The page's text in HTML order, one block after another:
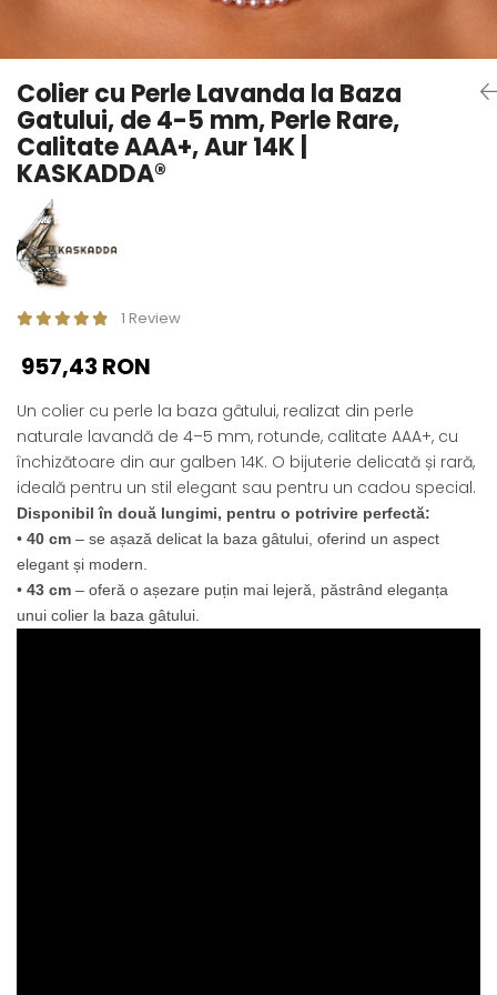
Seturi Perle cu Argint
Pandantive cu Perle
Brose cu Perle
Colier cu Perle Lavanda la Baza
Gatului, de 4-5 mm, Perle Rare,
Calitate AAA+, Aur 14K |
KASKADDA®
1 Review
957,43 RON
Un colier cu perle la baza gâtului, realizat din perle
naturale lavandă de 4–5 mm, rotunde, calitate AAA+, cu
închizătoare din aur galben 14K. O bijuterie delicată și rară,
ideală pentru un stil elegant sau pentru un cadou special.
Disponibil în două lungimi, pentru o potrivire perfectă:
• 40 cm – se așază delicat la baza gâtului, oferind un aspect
elegant și modern.
• 43 cm – oferă o așezare puțin mai lejeră, păstrând eleganța
unui colier la baza gâtului.